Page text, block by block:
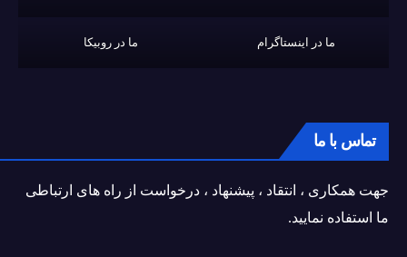
ما در اینستاگرام ما در روبیکا
تماس با ما
جهت همکاری ، انتقاد ، پیشنهاد ، درخواست از راه های ارتباطی
ما استفاده نمایید.